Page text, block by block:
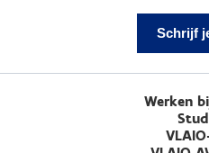
Schrijf
Werken